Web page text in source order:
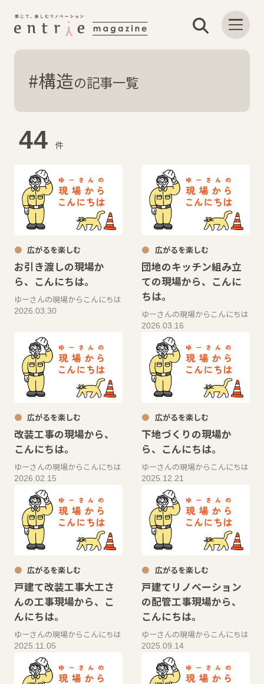
#構造の記事一覧
44 件
広がるを楽しむ
お引き渡しの現場か
ら、こんにちは。
2026.03.30
ゆーさんの現場からこんにちは
広がるを楽しむ
団地のキッチン組み立
ての現場から、こんに
ちは。
2026.03.16
ゆーさんの現場からこんにちは
広がるを楽しむ
改装工事の現場から、
こんにちは。
2026.02.15
ゆーさんの現場からこんにちは
広がるを楽しむ
下地づくりの現場か
ら、こんにちは。
2025.12.21
ゆーさんの現場からこんにちは
広がるを楽しむ
戸建て改装工事大工さ
んの工事現場から、こ
んにちは。
2025.11.05
ゆーさんの現場からこんにちは
広がるを楽しむ
戸建てリノベーション
の配管工事現場から、
こんにちは。
2025.09.14
ゆーさんの現場からこんにちは